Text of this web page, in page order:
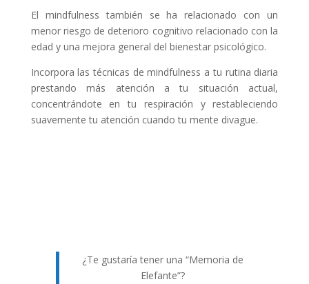
El mindfulness también se ha relacionado con un
menor riesgo de deterioro cognitivo relacionado con la
edad y una mejora general del bienestar psicológico.
Incorpora las técnicas de mindfulness a tu rutina diaria
prestando más atención a tu situación actual,
concentrándote en tu respiración y restableciendo
suavemente tu atención cuando tu mente divague.
¿Te gustaría tener una “Memoria de
Elefante”?